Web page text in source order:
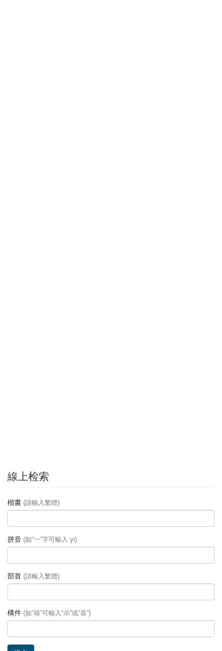
線上检索
楷書 (請輸入繁體)
拼音 (如“一”字可輸入 yi)
部首 (請輸入繁體)
構件 (如“禧”可輸入“示”或“喜”)